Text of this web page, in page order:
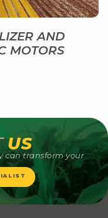
AND
MOTORS
US
can transform your